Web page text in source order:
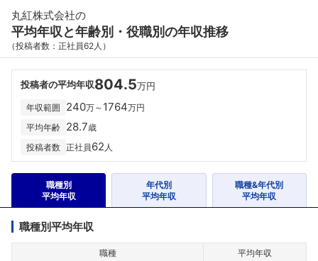
丸紅株式会社の
平均年収と年齢別・役職別の年収推移
（投稿者数：正社員62人）
投稿者の平均年収804.5万円
年収範囲 240万～ 1764万円
平均年齢 28.7歳
投稿者数 正社員62 人
職種別
平均年収
年代別
平均年収
職種&年代別
平均年収
職種別平均年収
職種
平均年収